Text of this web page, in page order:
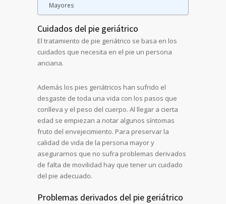
Mayores
Cuidados del pie geriátrico
El tratamiento de pie geriátrico se basa en los
cuidados que necesita en el pie un persona
anciana.
Además los pies geriátricos han sufrido el
desgaste de toda una vida con los pasos que
conlleva y el peso del cuerpo. Al llegar a cierta
edad se empiezan a notar algunos síntomas
fruto del envejecimiento. Para preservar la
calidad de vida de la persona mayor y
asegurarnos que no sufra problemas derivados
de falta de movilidad hay que tener un cuidado
del pie adecuado.
Problemas derivados del pie geriátrico